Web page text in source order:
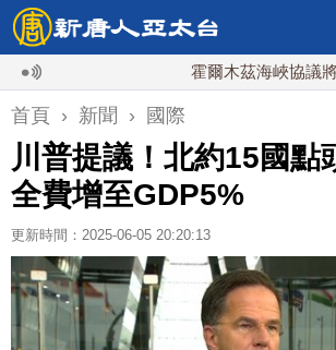
霍爾木茲海峽協議將達成
首頁 › 新聞 › 國際
川普提議！北約15國點
全費增至GDP5%
更新時間：2025-06-05 20:20:13